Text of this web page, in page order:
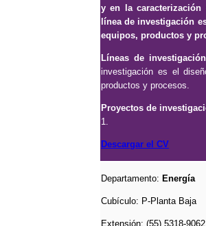
y en la caracterización
línea de investigación
equipos, productos y
Líneas de
investigación es el
productos y procesos.
Proyectos de
1.
Descargar el CV
Departamento: Energía
Cubículo: P-Planta Baja
Extensión: (55) 5318-9062